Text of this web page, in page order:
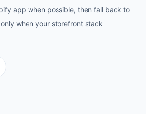
app when possible, then fall back to
when your storefront stack